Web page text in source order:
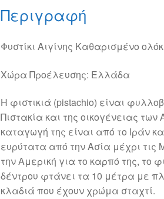
Περιγραφή
Φυστίκι Αιγίνης Καθαρισμένο
Χώρα Προέλευσης: Ελλάδα
Η φιστικιά (pistachio) είναι
Πιστακία και της οικογένειας
καταγωγή της είναι από το Ιράν
ευρύτατα από την Ασία μέχρι τις
την Αμερική για το καρπό της, το
δέντρου φτάνει τα 10 μέτρα με
κλαδιά που έχουν χρώμα σταχτί.